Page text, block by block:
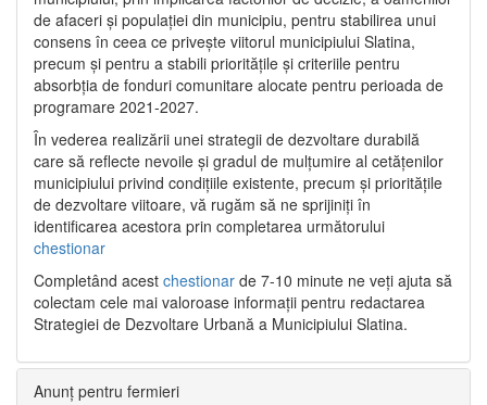
de afaceri și populației din municipiu, pentru stabilirea unui
consens în ceea ce privește viitorul municipiului Slatina,
precum și pentru a stabili prioritățile și criteriile pentru
absorbția de fonduri comunitare alocate pentru perioada de
programare 2021-2027.
În vederea realizării unei strategii de dezvoltare durabilă
care să reflecte nevoile și gradul de mulțumire al cetățenilor
municipiului privind condițiile existente, precum și prioritățile
de dezvoltare viitoare, vă rugăm să ne sprijiniți în
identificarea acestora prin completarea următorului
chestionar
Completând acest chestionar de 7-10 minute ne veți ajuta să
colectam cele mai valoroase informații pentru redactarea
Strategiei de Dezvoltare Urbană a Municipiului Slatina.
Anunț pentru fermieri